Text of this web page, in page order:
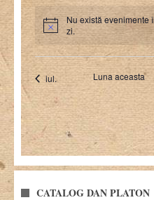
CATALOG DAN PLATON